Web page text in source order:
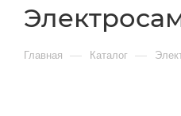
Главная — Каталог —